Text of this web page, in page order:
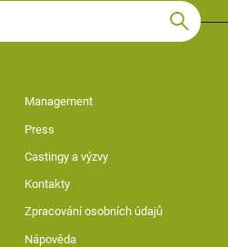
Management
Press
Castingy a výzvy
Kontakty
Zpracování osobních údajů
Nápověda